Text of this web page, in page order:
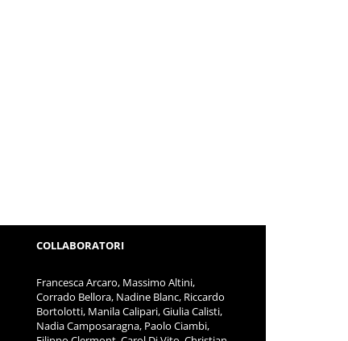
COLLABORATORI
Francesca Arcaro, Massimo Altini,
Corrado Bellora, Nadine Blanc, Riccardo
Bortolotti, Manila Calipari, Giulia Calisti,
Nadia Camposaragna, Paolo Ciambi,